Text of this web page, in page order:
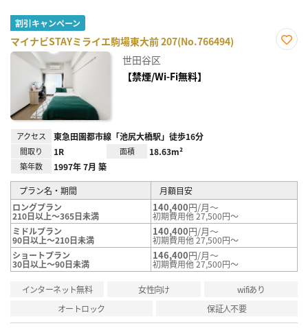
割引キャンペーン
マイナビSTAYミライエ駒場東大前 207(No.766494)
世田谷区
【禁煙/Wi-Fi無料】
アクセス 東急田園都市線「池尻大橋駅」徒歩16分
間取り 1R 面積 18.63m²
築年数 1997年 7月 築
プラン名・期間
月額目安
ロングプラン
210日以上～365日未満
140,400円/月～
初期費用他 27,500円～
ミドルプラン
90日以上～210日未満
140,400円/月～
初期費用他 27,500円～
ショートプラン
30日以上～90日未満
146,400円/月～
初期費用他 27,500円～
インターネット無料 女性向け
wifiあり
オートロック
保証人不要